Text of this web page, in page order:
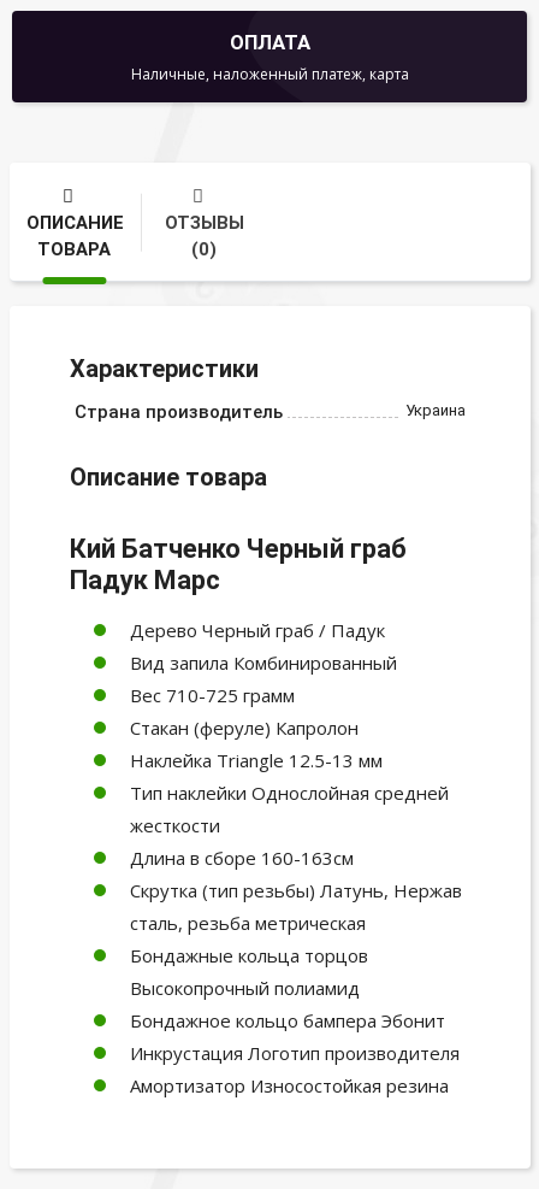
ОПЛАТА
Наличные, наложенный платеж, карта
ОПИСАНИЕ
ТОВАРА
ОТЗЫВЫ
(0)
Характеристики
Страна производитель Украина
Описание товара
Кий Батченко Черный граб
Падук Марс
Дерево Черный граб / Падук
Вид запила Комбинированный
Вес 710-725 грамм
Стакан (феруле) Капролон
Наклейка Triangle 12.5-13 мм
Тип наклейки Однослойная средней
жесткости
Длина в сборе 160-163см
Скрутка (тип резьбы) Латунь, Нержав
сталь, резьба метрическая
Бондажные кольца торцов
Высокопрочный полиамид
Бондажное кольцо бампера Эбонит
Инкрустация Логотип производителя
Амортизатор Износостойкая резина